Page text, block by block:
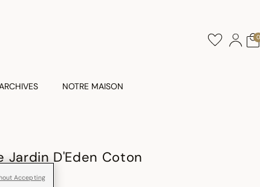
0
NOTRE MAISON
Jardin D'Eden Coton
Accepting